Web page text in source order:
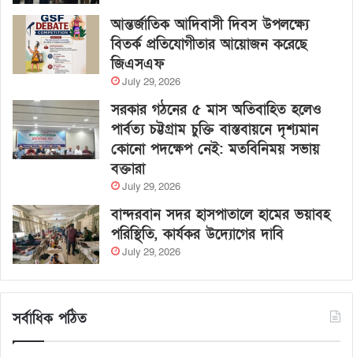
আন্তর্জাতিক আদিবাসী দিবস উপলক্ষ্যে
বিতর্ক প্রতিযোগীতার আয়োজন করেছে
জিএসএফ
July 29, 2026
সরকার গঠনের ৫ মাস অতিবাহিত হলেও
পার্বত্য চট্টগ্রাম চুক্তি বাস্তবায়নে দৃশ্যমান
কোনো পদক্ষেপ নেই: মতবিনিময় সভায়
বক্তারা
July 29, 2026
বান্দরবান সদর হাসপাতালে হামের ভয়াবহ
পরিস্থিতি, কার্যকর উদ্যোগের দাবি
July 29, 2026
সর্বাধিক পঠিত